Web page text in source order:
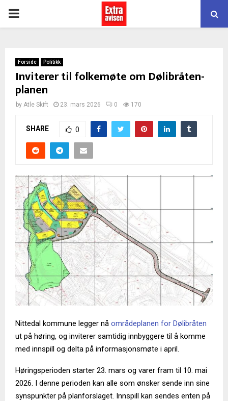
PRIMARY
Forside Politikk
Inviterer til folkemøte om Dølibråten-
planen
by Atle Skift 23. mars 2026 0 170
SHARE 0
Nittedal kommune legger nå områdeplanen for Dølibråten
ut på høring, og inviterer samtidig innbyggere til å komme
med innspill og delta på informasjonsmøte i april.
Høringsperioden starter 23. mars og varer fram til 10. mai
2026. I denne perioden kan alle som ønsker sende inn sine
synspunkter på planforslaget. Innspill kan sendes enten på